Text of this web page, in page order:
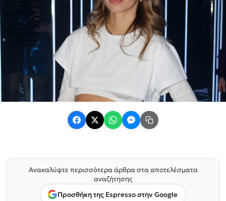
Ανακαλύψτε περισσότερα άρθρα στα αποτελέσματα
αναζήτησης
Προσθήκη της Espresso στην Google